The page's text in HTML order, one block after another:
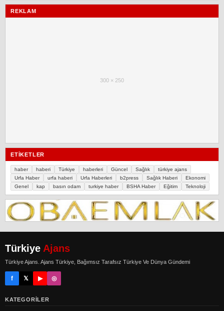
REKLAM
300 × 250
ETIKETLER
haber haberi Türkiye haberleri Güncel Sağlık
türkiye ajans
Urfa Haber
urfa haberi Urfa Haberleri b2press Sağlık Haberi
Ekonomi
Genel
kap basın odam turkiye haber BSHA Haber Eğitim Teknoloji
Türkiye Ajans
Türkiye Ajans. Ajans Türkiye, Bağımsız Tarafsız Türkiye Ve Dünya Gündemi
f 𝕏 ▶ ◎
KATEGORILER